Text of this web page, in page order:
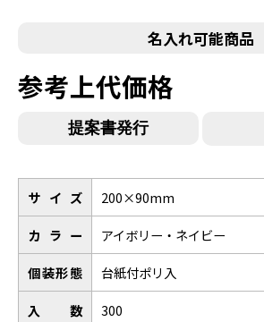
名入れ可能商品
参考上代価格
サイズ
200×90mm
カラー
アイボリー・ネイビー
個装形態
台紙付ポリ入
入数
300